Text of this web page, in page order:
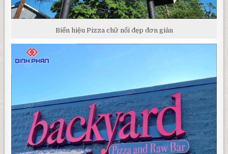
Biển hiệu Pizza chữ nổi đẹp đơn giản